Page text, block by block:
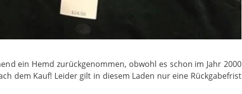
ein Hemd zurückgenommen, obwohl es schon im Jahr 2000
dem Kauf! Leider gilt in diesem Laden nur eine Rückgabefrist